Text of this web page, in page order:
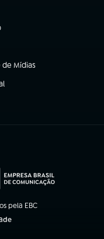
aba)
Mídias
aba)
pela EBC